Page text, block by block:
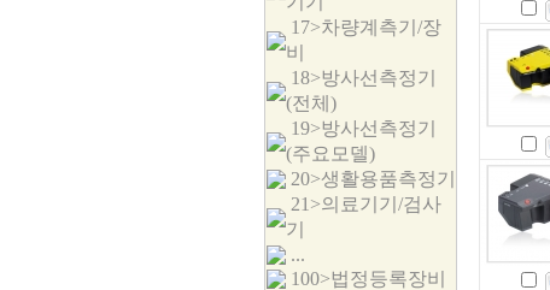
17>차량계측기/장
비
18>방사선측정기
(전체)
19>방사선측정기
(주요모델)
20>생활용품측정기
21>의료기기/검사
기
...
100>법정등록장비